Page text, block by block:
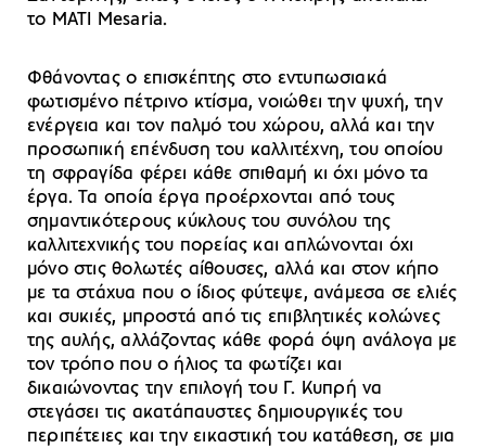
το ΜΑΤΙ Mesaria.
Φθάνοντας ο επισκέπτης στο εντυπωσιακά
φωτισμένο πέτρινο κτίσμα, νοιώθει την ψυχή, την
ενέργεια και τον παλμό του χώρου, αλλά και την
προσωπική επένδυση του καλλιτέχνη, του οποίου
τη σφραγίδα φέρει κάθε σπιθαμή κι όχι μόνο τα
έργα. Τα οποία έργα προέρχονται από τους
σημαντικότερους κύκλους του συνόλου της
καλλιτεχνικής του πορείας και απλώνονται όχι
μόνο στις θολωτές αίθουσες, αλλά και στον κήπο
με τα στάχυα που ο ίδιος φύτεψε, ανάμεσα σε ελιές
και συκιές, μπροστά από τις επιβλητικές κολώνες
της αυλής, αλλάζοντας κάθε φορά όψη ανάλογα με
τον τρόπο που ο ήλιος τα φωτίζει και
δικαιώνοντας την επιλογή του Γ. Κυπρή να
στεγάσει τις ακατάπαυστες δημιουργικές του
περιπέτειες και την εικαστική του κατάθεση, σε μια